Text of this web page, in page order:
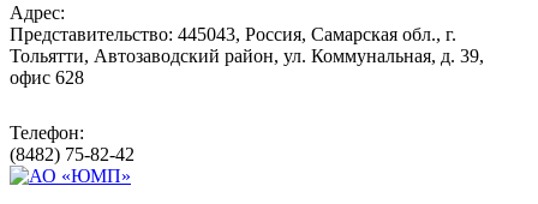
Адрес:
Представительство: 445043, Россия, Самарская обл., г.
Тольятти, Автозаводский район, ул. Коммунальная, д. 39,
офис 628
Телефон:
(8482) 75-82-42